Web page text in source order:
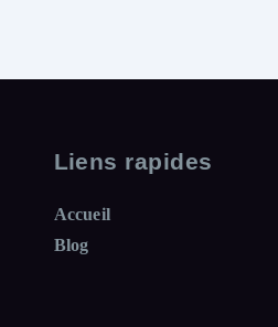
Liens rapides
Accueil
Blog